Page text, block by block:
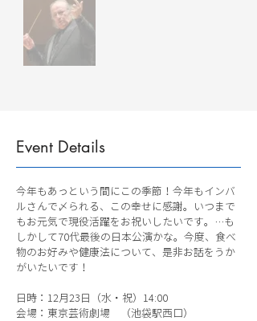
Event Details
今年もあっという間にこの季節！今年もインバ
ルさんで〆られる、この幸せに感謝。いつまで
もお元気で現役活躍をお祝いしたいです。…も
しかして70代最後の日本公演かな。今度、食べ
物のお好みや健康法について、是非お話をうか
がいたいです！
日時：12月23日（水・祝）14:00
会場：東京芸術劇場 （池袋駅西口）